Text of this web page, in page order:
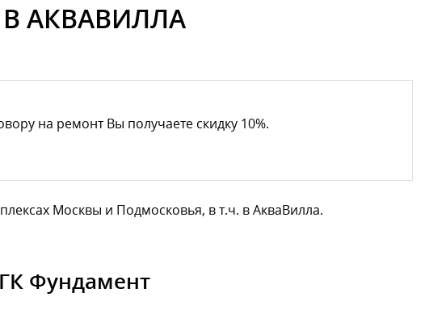
АКВАВИЛЛА
на ремонт Вы получаете скидку 10%.
Москвы и Подмосковья, в т.ч. в АкваВилла.
Фундамент